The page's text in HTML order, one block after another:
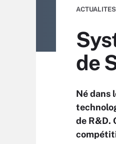
ACTUALITES
de
Né dans
de R&D.